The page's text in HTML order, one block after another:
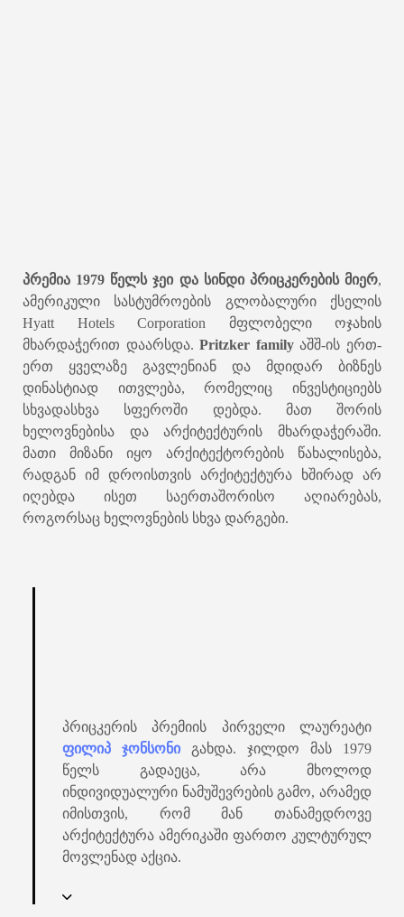
პრემია 1979 წელს ჯეი და სინდი პრიცკერების მიერ,
ამერიკული სასტუმროების გლობალური ქსელის
Hyatt Hotels Corporation მფლობელი ოჯახის
მხარდაჭერით დაარსდა.Pritzker familyაშშ-ის ერთ-
ერთ ყველაზე გავლენიან და მდიდარ ბიზნეს
დინასტიად ითვლება, რომელიც ინვესტიციებს
სხვადასხვა სფეროში დებდა. მათ შორის
ხელოვნებისა და არქიტექტურის მხარდაჭერაში.
მათი მიზანი იყო არქიტექტორების წახალისება,
რადგან იმ დროისთვის არქიტექტურა ხშირად არ
იღებდა ისეთ საერთაშორისო აღიარებას,
როგორსაც ხელოვნების სხვა დარგები.
პრიცკერის პრემიის პირველი ლაურეატი
ფილიპ ჯონსონიგახდა. ჯილდო მას 1979
წელს გადაეცა, არა მხოლოდ
ინდივიდუალური ნამუშევრების გამო, არამედ
იმისთვის, რომ მან თანამედროვე
არქიტექტურა ამერიკაში ფართო კულტურულ
მოვლენად აქცია.